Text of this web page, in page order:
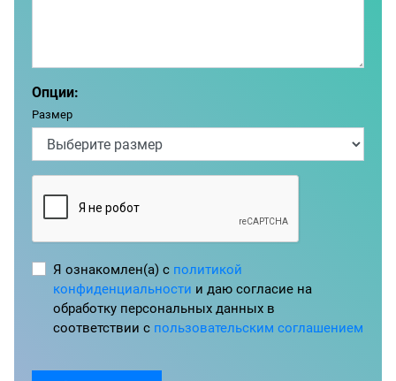
Опции:
Размер
Я ознакомлен(а) с политикой
конфиденциальности и даю согласие на
обработку персональных данных в
соответствии с пользовательским соглашением